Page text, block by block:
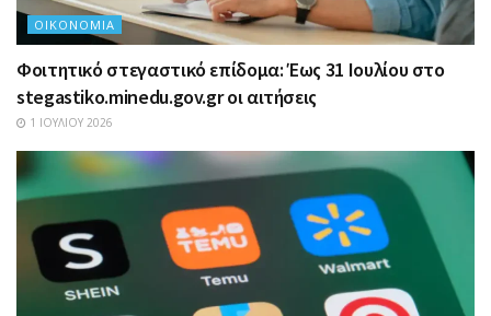
ΟΙΚΟΝΟΜΊΑ
Φοιτητικό στεγαστικό επίδομα: Έως 31 Ιουλίου στο
stegastiko.minedu.gov.gr οι αιτήσεις
1 ΙΟΥΛΊΟΥ 2026